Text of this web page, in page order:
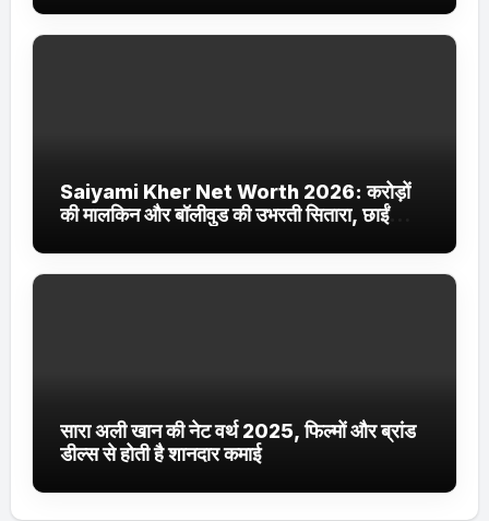
Saiyami Kher Net Worth 2026: करोड़ों
की मालकिन और बॉलीवुड की उभरती सितारा, छाईं
सारा अली खान की नेट वर्थ 2025, फिल्मों और ब्रांड
डील्स से होती है शानदार कमाई